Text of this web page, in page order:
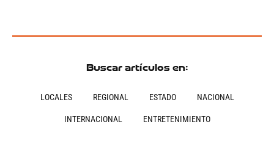
Buscar artículos en:
LOCALES REGIONAL ESTADO NACIONAL
INTERNACIONAL ENTRETENIMIENTO